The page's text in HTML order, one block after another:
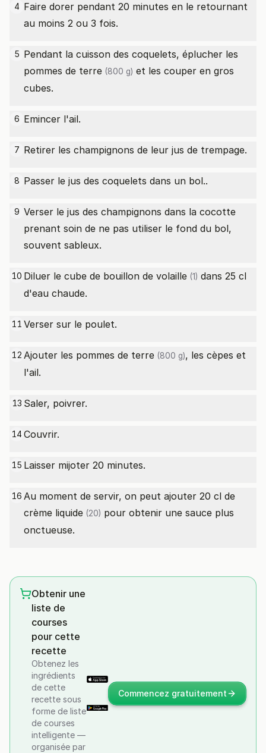
4 Faire dorer pendant 20 minutes en le retournant
au moins 2 ou 3 fois.
5 Pendant la cuisson des coquelets, éplucher les
pommes de terre (800 g) et les couper en gros
cubes.
6 Emincer l'ail.
7 Retirer les champignons de leur jus de trempage.
8 Passer le jus des coquelets dans un bol..
9 Verser le jus des champignons dans la cocotte
prenant soin de ne pas utiliser le fond du bol,
souvent sableux.
10 Diluer le cube de bouillon de volaille (1) dans 25 cl
d'eau chaude.
11 Verser sur le poulet.
12 Ajouter les pommes de terre (800 g), les cèpes et
l'ail.
13 Saler, poivrer.
14 Couvrir.
15 Laisser mijoter 20 minutes.
16 Au moment de servir, on peut ajouter 20 cl de
crème liquide (20) pour obtenir une sauce plus
onctueuse.
Obtenir une
liste de
courses
pour cette
recette
Obtenez les
ingrédients
de cette
recette sous
forme de liste
de courses
intelligente —
organisée par
Commencez gratuitement